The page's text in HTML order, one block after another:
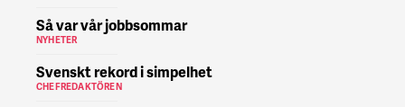
Så var vår jobbsommar
NYHETER
Svenskt rekord i simpelhet
CHEFREDAKTÖREN